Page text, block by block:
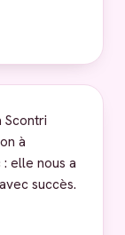
Scontri
à
elle nous a
succès.